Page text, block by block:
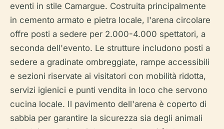
eventi in stile Camargue. Costruita principalmente
in cemento armato e pietra locale, l'arena circolare
offre posti a sedere per 2.000-4.000 spettatori, a
seconda dell'evento. Le strutture includono posti a
sedere a gradinate ombreggiate, rampe accessibili
e sezioni riservate ai visitatori con mobilità ridotta,
servizi igienici e punti vendita in loco che servono
cucina locale. Il pavimento dell'arena è coperto di
sabbia per garantire la sicurezza sia degli animali